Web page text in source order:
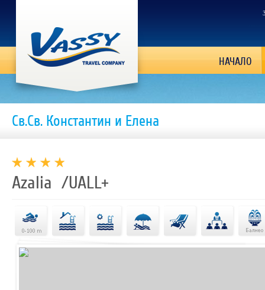
НАЧАЛО
Св.Св. Константин и Елена
Azalia /UALL+